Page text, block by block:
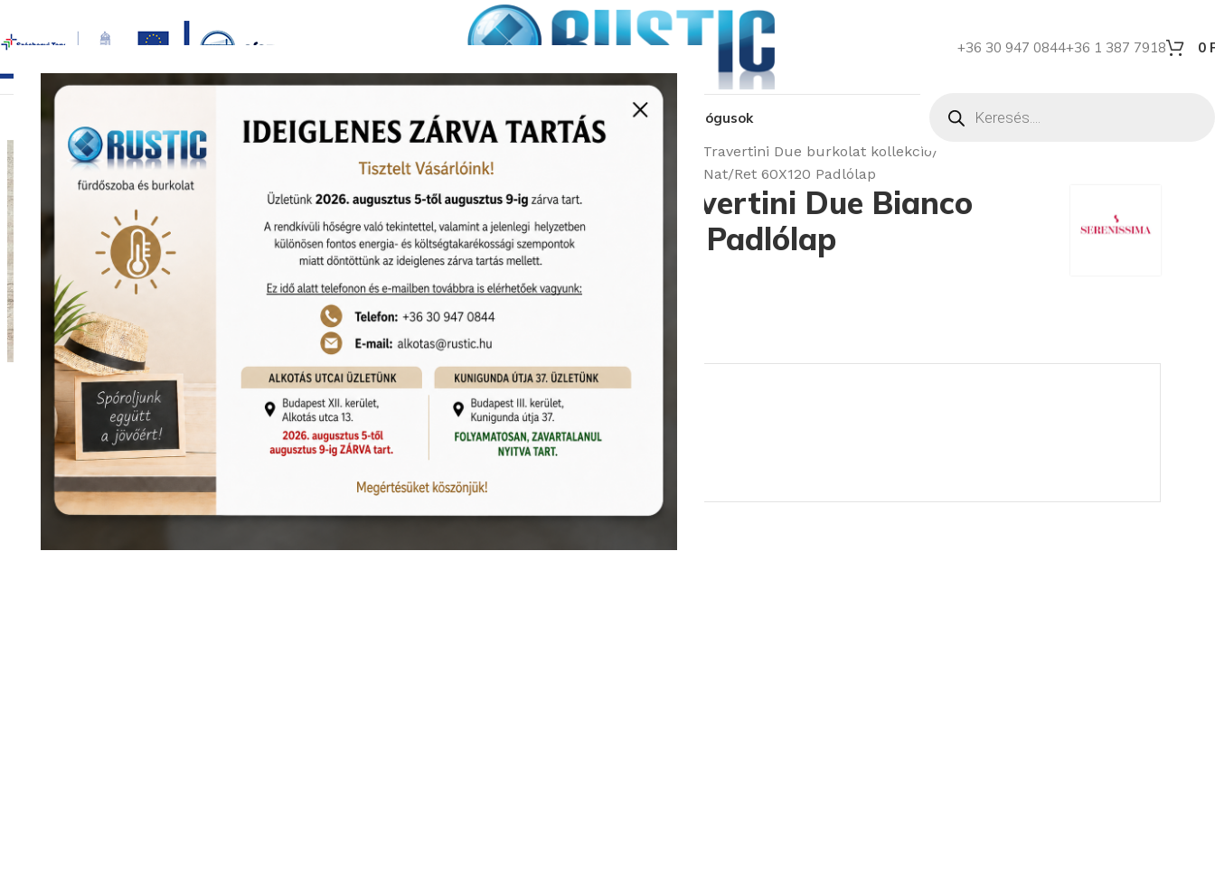
+36 30 947 0844+36 1 387 7918 0
termékek képgalériabemutatkozásüzleteink látványtervezés pályázat katalógusok
Serenissima Travertini Due burkolat kollekció
Serenissima Travertini Due Bianco Nat/Ret 60X120 Padlólap
Serenissima Travertini Due Bianco
Nat/Ret 60X120 Padlólap
Cikkszám:Serenissima/1072920
Képgaléria
14 050
Rendelhető (2-3 hét)
Kiállítva Kunigunda útján